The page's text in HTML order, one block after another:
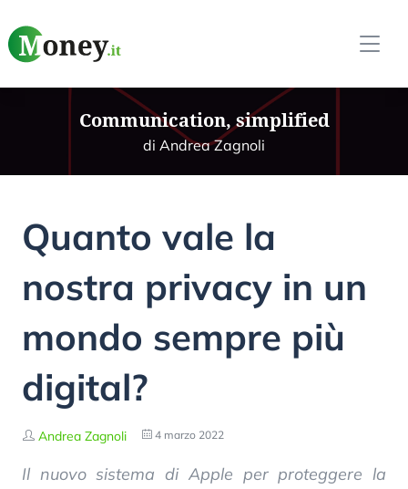
Communication, simplified
di Andrea Zagnoli
Quanto vale la
nostra privacy in un
mondo sempre più
digital?
Andrea Zagnoli 4 marzo 2022
Il nuovo sistema di Apple per proteggere la